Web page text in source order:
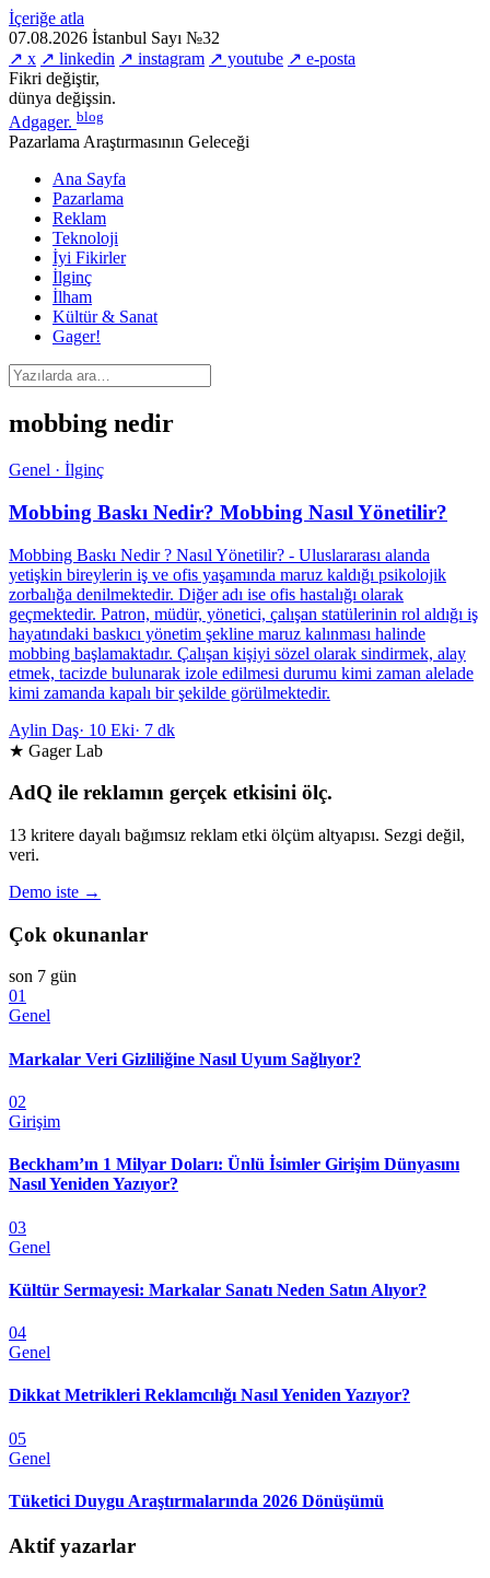
İçeriğe atla
07.08.2026 İstanbul Sayı №32
↗ x ↗ linkedin ↗ instagram ↗ youtube ↗ e-posta
Fikri değiştir,
dünya değişsin.
Adgager. blog
Pazarlama Araştırmasının Geleceği
Ana Sayfa
Pazarlama
Reklam
Teknoloji
İyi Fikirler
İlginç
İlham
Kültür & Sanat
Gager!
mobbing nedir
Genel · İlginç
Mobbing Baskı Nedir? Mobbing Nasıl Yönetilir?
Mobbing Baskı Nedir ? Nasıl Yönetilir? - Uluslararası alanda
yetişkin bireylerin iş ve ofis yaşamında maruz kaldığı psikolojik
zorbalığa denilmektedir. Diğer adı ise ofis hastalığı olarak
geçmektedir. Patron, müdür, yönetici, çalışan statülerinin rol aldığı iş
hayatındaki baskıcı yönetim şekline maruz kalınması halinde
mobbing başlamaktadır. Çalışan kişiyi sözel olarak sindirmek, alay
etmek, tacizde bulunarak izole edilmesi durumu kimi zaman alelade
kimi zamanda kapalı bir şekilde görülmektedir.
Aylin Daş· 10 Eki· 7 dk
★ Gager Lab
AdQ ile reklamın gerçek etkisini ölç.
13 kritere dayalı bağımsız reklam etki ölçüm altyapısı. Sezgi değil,
veri.
Demo iste →
Çok okunanlar
son 7 gün
01
Genel
Markalar Veri Gizliliğine Nasıl Uyum Sağlıyor?
02
Girişim
Beckham’ın 1 Milyar Doları: Ünlü İsimler Girişim Dünyasını
Nasıl Yeniden Yazıyor?
03
Genel
Kültür Sermayesi: Markalar Sanatı Neden Satın Alıyor?
04
Genel
Dikkat Metrikleri Reklamcılığı Nasıl Yeniden Yazıyor?
05
Genel
Tüketici Duygu Araştırmalarında 2026 Dönüşümü
Aktif yazarlar